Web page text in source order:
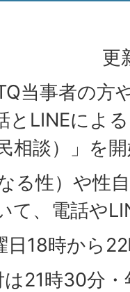
更
当事者の方
とLINEによ
相談）」を
る性）や性
て、電話や
日18時から
30分・年